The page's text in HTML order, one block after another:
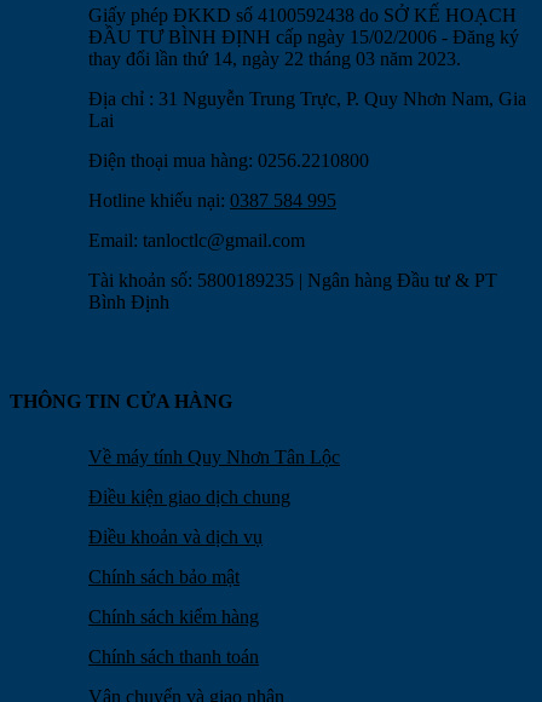
Giấy phép ĐKKD số 4100592438 do SỞ KẾ HOẠCH
ĐẦU TƯ BÌNH ĐỊNH cấp ngày 15/02/2006 - Đăng ký
thay đổi lần thứ 14, ngày 22 tháng 03 năm 2023.
Địa chỉ : 31 Nguyễn Trung Trực, P. Quy Nhơn Nam, Gia
Lai
Điện thoại mua hàng: 0256.2210800
Hotline khiếu nại: 0387 584 995
Email: tanloctlc@gmail.com
Tài khoản số: 5800189235 | Ngân hàng Đầu tư & PT
Bình Định
THÔNG TIN CỬA HÀNG
Về máy tính Quy Nhơn Tân Lộc
Điều kiện giao dịch chung
Điều khoản và dịch vụ
Chính sách bảo mật
Chính sách kiểm hàng
Chính sách thanh toán
Vận chuyển và giao nhận